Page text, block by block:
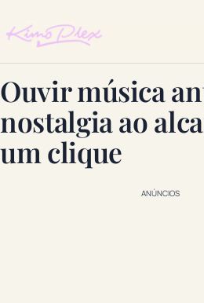
Ouvir música
nostalgia ao
um clique
ANÚNCIOS